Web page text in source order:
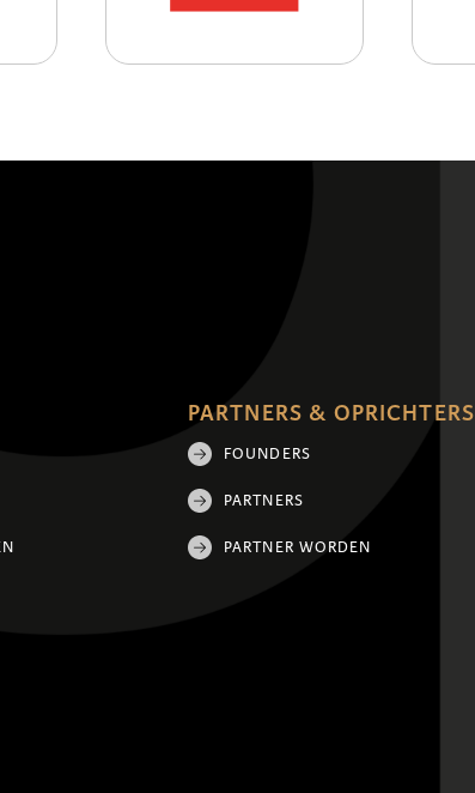
PARTNERS & OPRICHTERS
FOUNDERS
PARTNERS
PARTNER WORDEN